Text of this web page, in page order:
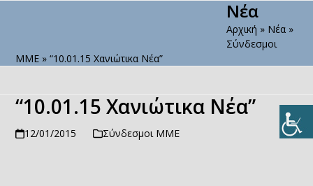
menu
menu
Νέα
Αρχική » Νέα»
Σύνδεσμοι
ΜΜΕ »“10.01.15 Χανιώτικα Νέα”
“10.01.15 Χανιώτικα Νέα”
12/01/2015 Σύνδεσμοι ΜΜΕ